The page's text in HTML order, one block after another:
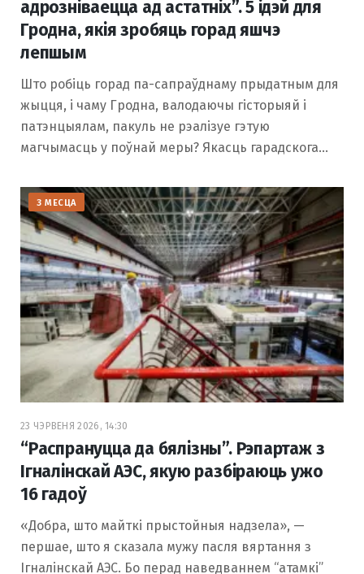
адрозніваецца ад астатніх”. 5 ідэй для
Гродна, якія зробяць горад яшчэ
лепшым
Што робіць горад па-сапраўднаму прыдатным для
жыцця, і чаму Гродна, валодаючы гісторыяй і
патэнцыялам, пакуль не рэалізуе гэтую
магчымасць у поўнай меры? Якасць гарадскога…
З МЕСЦА
23 ЧЭРВЕНЯ 2026, 14:30
“Распрануцца да бялізны”. Рэпартаж з
Ігналінскай АЭС, якую разбіраюць ужо
16 гадоў
«Добра, што майткі прыстойныя надзела», —
першае, што я сказала мужу пасля вяртання з
Ігналінскай АЭС. Бо перад наведваннем “атамкі”